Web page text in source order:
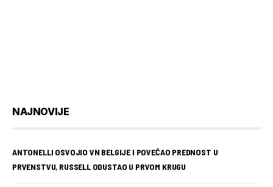
NAJNOVIJE
ANTONELLI OSVOJIO VN BELGIJE I POVEĆAO PREDNOST U
PRVENSTVU, RUSSELL ODUSTAO U PRVOM KRUGU